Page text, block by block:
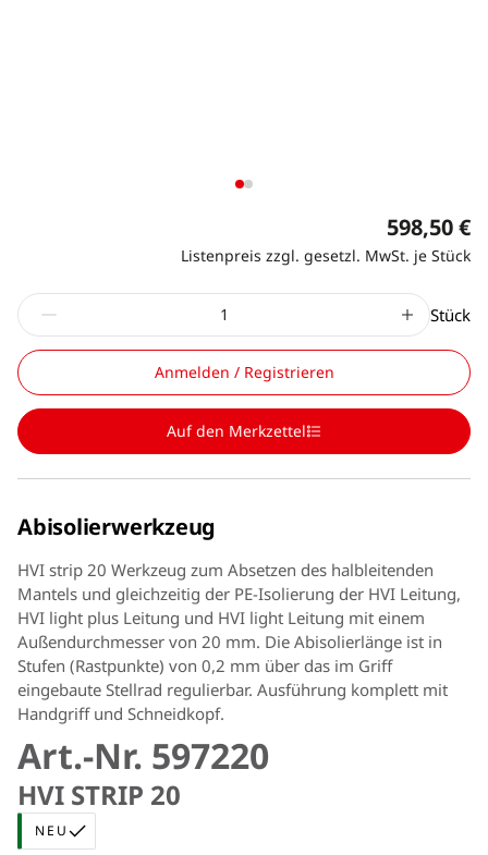
598,50 €
Listenpreis zzgl. gesetzl. MwSt. je Stück
Stück
Anmelden / Registrieren
Auf den Merkzettel
Abisolierwerkzeug
HVI strip 20 Werkzeug zum Absetzen des halbleitenden
Mantels und gleichzeitig der PE-Isolierung der HVI Leitung,
HVI light plus Leitung und HVI light Leitung mit einem
Außendurchmesser von 20 mm. Die Abisolierlänge ist in
Stufen (Rastpunkte) von 0,2 mm über das im Griff
eingebaute Stellrad regulierbar. Ausführung komplett mit
Handgriff und Schneidkopf.
Art.-Nr. 597220
HVI STRIP 20
NEU